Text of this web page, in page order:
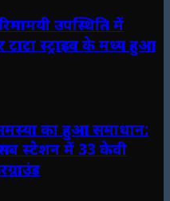
उपस्थिति में
टाटा स्ट्राइव के मध्य हुआ
का हुआ समाधान:
स्टेशन में 33 केवी